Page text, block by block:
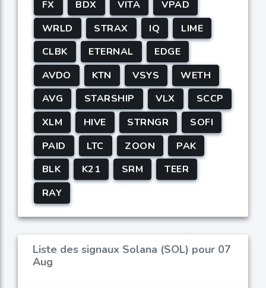
FX BDX VITA
VPAD
WRLD
STRAX IQ
LIME
CLBK
ETERNAL
EDGE
AVDO
KTN VSYS
WETH
AVG
STARSHIP VLX
SCCP
XLM
HIVE STRNGR
SOFI
PAID
LTC ZOON
PAK
BLK
K21 SRM
TEER
RAY
Liste des signaux Solana (SOL) pour 07
Aug